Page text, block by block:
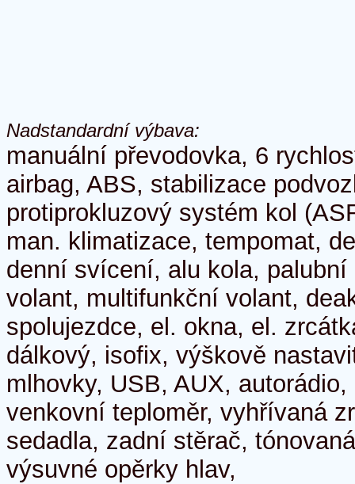
Nadstandardní výbava:
manuální převodovka, 6
airbag, ABS, stabilizace
protiprokluzový systém kol
man. klimatizace, tempomat,
denní svícení, alu kola,
volant, multifunkční volant,
spolujezdce, el. okna, el.
dálkový, isofix, výškově
mlhovky, USB, AUX,
venkovní teploměr, vyhřívaná
sedadla, zadní stěrač,
výsuvné opěrky hlav,